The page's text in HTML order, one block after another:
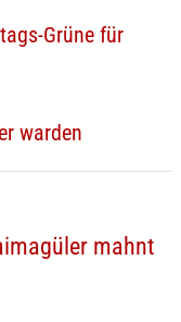
Grüne für
warden
mahnt